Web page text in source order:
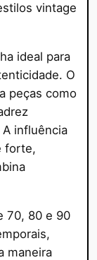
vintage
ideal para
O
peças como
influência
forte,
70, 80 e 90
maneira